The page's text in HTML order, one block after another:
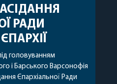
РАДИ
головуванням
і Барського Варсонофія
Єпархіальної Ради